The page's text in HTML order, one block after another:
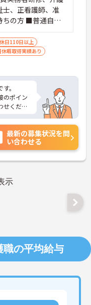
士、正看護師、准
ちの方 ■普通自動
日110日以上
暇取得実績あり
。
のポイン
せくださ
最新の募集状況を問
い合わせる
示
職の平均給与